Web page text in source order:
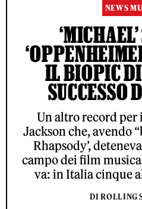
NEWS
IL BIOPIC
SUCCESSO
Un altro record per
Jackson che, avendo
Rhapsody’,
campo dei film
va: in Italia cinque
DI ROLLING